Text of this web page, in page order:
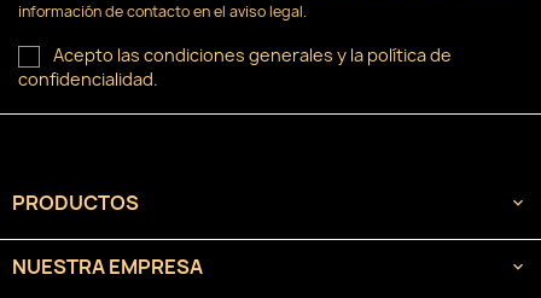
información de contacto en el aviso legal.
Acepto las condiciones generales y la política de
confidencialidad.
PRODUCTOS 
NUESTRA EMPRESA 